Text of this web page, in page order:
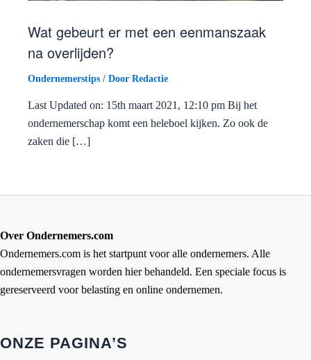
Wat gebeurt er met een eenmanszaak
na overlijden?
Ondernemerstips / Door Redactie
Last Updated on: 15th maart 2021, 12:10 pm Bij het
ondernemerschap komt een heleboel kijken. Zo ook de
zaken die […]
Over Ondernemers.com
Ondernemers.com is het startpunt voor alle ondernemers. Alle
ondernemersvragen worden hier behandeld. Een speciale focus is
gereserveerd voor belasting en online ondernemen.
ONZE PAGINA’S